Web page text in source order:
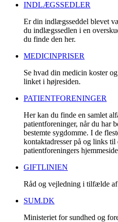
INDLÆGSSEDLER
Er din indlægsseddel blevet
du indlægssedlen i en
du finde den her.
MEDICINPRISER
Se hvad din medicin koster
linket i højresiden.
PATIENTFORENINGER
Her kan du finde en samlet
patientforeninger, når du har
bestemte sygdomme. I de
kontaktadresser på og links
patientforeningers
GIFTLINIEN
Råd og vejledning i tilfælde
SUM.DK
Ministeriet for sundhed og